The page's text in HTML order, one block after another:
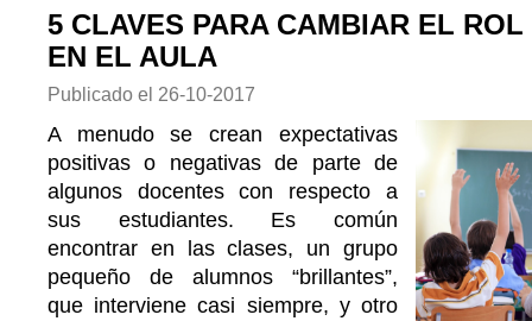
5 CLAVES PARA CAMBIAR EL
EN EL AULA
Publicado el 26-10-2017
A menudo se crean expectativas
positivas o negativas de parte de
algunos docentes con respecto a
sus estudiantes. Es común
encontrar en las clases, un grupo
pequeño de alumnos “brillantes”,
que interviene casi siempre, y otro